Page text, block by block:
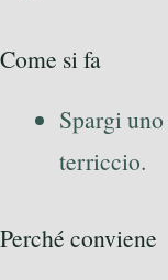
Come si fa
Spargi uno
terriccio.
Perché conviene